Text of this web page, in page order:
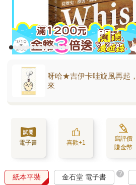
呀哈★吉伊卡哇旋風再起
來
電子書 喜歡+1
寫評價
賺金幣
紙本平裝 金石堂 電子書 ?